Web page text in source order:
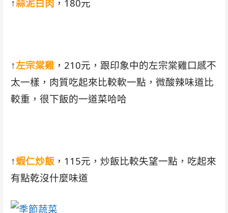
↑蒜泥白肉 ，180元
↑左宗棠雞，210元，跟印象中的左宗棠雞口感不
太一樣，肉質吃起來比較軟一點，微酸辣味道比
較重，很下飯的一道菜哈哈
↑蝦仁炒飯 ，115元，炒飯比較失望一點，吃起來
有點乾沒什麼味道